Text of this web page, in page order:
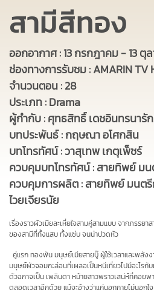
สามีสีทอง
ออกอากาศ : 13 กรกฎาคม - 13 ตุ
ช่องทางการรับชม : AMARIN TV
จำนวนตอน : 28
ประเภท : Drama
ผู้กำกับ : ศุทธสิทธิ์ เดชอินทรนารั
บทประพันธ์ : กฤษณา อโศกสิน
บทโทรทัศน์ : วาสุเทพ เกตุเพ็ชร์
ควบคุมบทโทรทัศน์ : สายทิพย์ ม
ควบคุมการผลิต : สายทิพย์ มนต
ไวยเจียรนัย
เรื่องราวผัวเมียละเหี่ยใจสามคู่สามแบบ จากภรรย
ของสามีที่ทั้งแสบ ทั้งแซ่บ จนน่าปวดหัว
คู่แรกทองพันมนุษย์เมียสายบู๊ ผู้ใช้เวลาและพลัง
มนุษย์ผัวจอมกะล่อนที่เผลอเป็นหนีเที่ยวไปมีอะไร
ตัวฉกาจเป็นเพลินตาหม้ายสาวพราวเสน่ห์ที่คอย
ตลอดเวลาอีกด้วย แม้จะอ้างว่าแค่นอกกายไม่นอก